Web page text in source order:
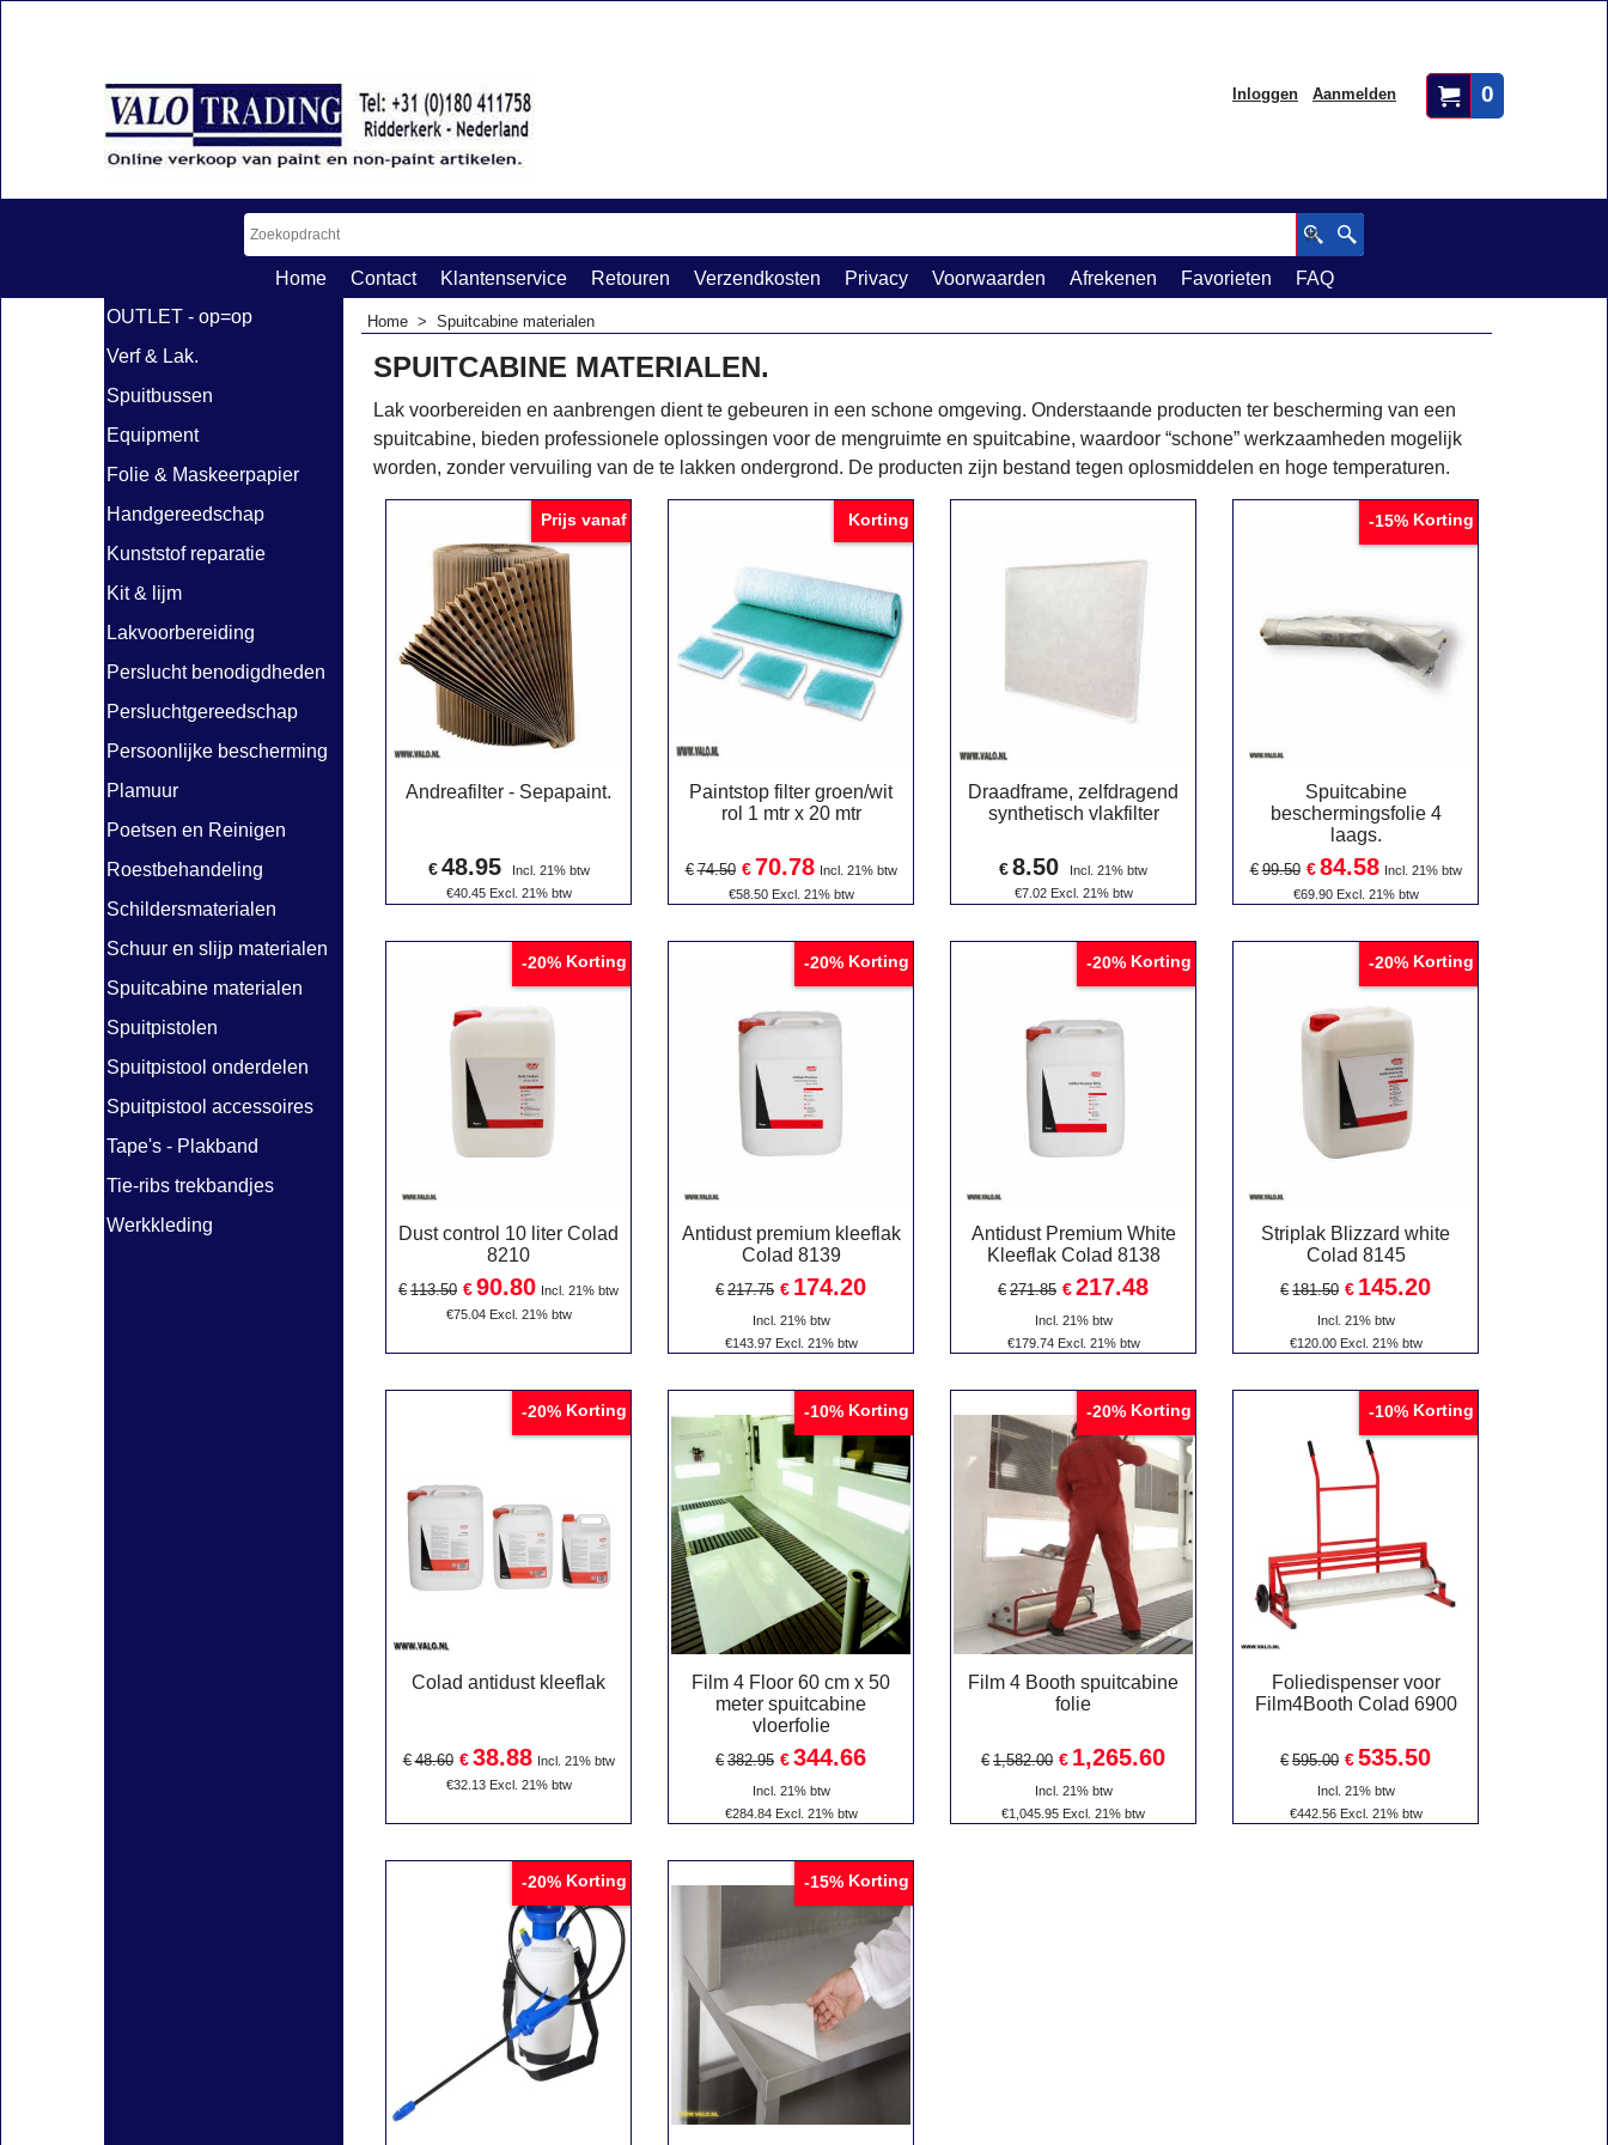
0
Inloggen Aanmelden
Home Contact Klantenservice Retouren Verzendkosten Privacy Voorwaarden Afrekenen Favorieten
FAQ
OUTLET - op=op
Verf & Lak.
Spuitbussen
Equipment
Folie & Maskeerpapier
Handgereedschap
Kunststof reparatie
Kit & lijm
Lakvoorbereiding
Perslucht benodigdheden
Persluchtgereedschap
Persoonlijke bescherming
Plamuur
Poetsen en Reinigen
Roestbehandeling
Schildersmaterialen
Schuur en slijp materialen
Spuitcabine materialen
Spuitpistolen
Spuitpistool onderdelen
Spuitpistool accessoires
Tape's - Plakband
Tie-ribs trekbandjes
Werkkleding
Home > Spuitcabine materialen
SPUITCABINE MATERIALEN.
Lak voorbereiden en aanbrengen dient te gebeuren in een schone omgeving. Onderstaande producten ter bescherming van een
spuitcabine, bieden professionele oplossingen voor de mengruimte en spuitcabine, waardoor “schone” werkzaamheden mogelijk
worden, zonder vervuiling van de te lakken ondergrond. De producten zijn bestand tegen oplosmiddelen en hoge temperaturen.
Prijs vanaf
Andreafilter - Sepapaint.
€ 48.95
Incl. 21% btw
€40.45 Excl. 21% btw
Korting
Paintstop filter groen/wit
rol 1 mtr x 20 mtr
€ 74.50 € 70.78 Incl. 21% btw
€58.50 Excl. 21% btw
Draadframe, zelfdragend
synthetisch vlakfilter
€8.50
Incl. 21% btw
€7.02 Excl. 21% btw
-15% Korting
Spuitcabine
beschermingsfolie 4
laags.
€ 99.50 € 84.58 Incl. 21% btw
€69.90 Excl. 21% btw
-20% Korting
Dust control 10 liter Colad
8210
€ 113.50 €90.80 Incl. 21% btw
€75.04 Excl. 21% btw
-20% Korting
Antidust premium kleeflak
Colad 8139
€ 217.75 € 174.20
Incl. 21% btw
€143.97 Excl. 21% btw
-20% Korting
Antidust Premium White
Kleeflak Colad 8138
€ 271.85 €217.48
Incl. 21% btw
€179.74 Excl. 21% btw
-20% Korting
Striplak Blizzard white
Colad 8145
€ 181.50 € 145.20
Incl. 21% btw
€120.00 Excl. 21% btw
-20% Korting
Colad antidust kleeflak
€ 48.60 € 38.88 Incl. 21% btw
€32.13 Excl. 21% btw
-10% Korting
Film 4 Floor 60 cm x 50
meter spuitcabine
vloerfolie
€ 382.95 €344.66
Incl. 21% btw
€284.84 Excl. 21% btw
-20% Korting
Film 4 Booth spuitcabine
folie
€ 1,582.00 € 1,265.60
Incl. 21% btw
€1,045.95 Excl. 21% btw
-10% Korting
Foliedispenser voor
Film4Booth Colad 6900
€ 595.00 €535.50
Incl. 21% btw
€442.56 Excl. 21% btw
-20% Korting -15% Korting